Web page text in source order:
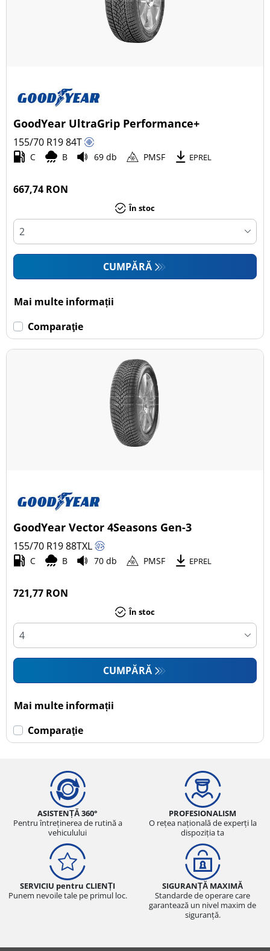
GoodYear UltraGrip Performance+
155/70 R1984T
C B 69 db PMSF EPREL
667,74 RON
În stoc
CUMPĂRĂ
Mai multe informații
Comparaţie
GoodYear Vector 4Seasons Gen-3
155/70 R1988TXL
C B 70 db PMSF EPREL
721,77 RON
În stoc
CUMPĂRĂ
Mai multe informații
Comparaţie
ASISTENȚĂ 360°
Pentru întreținerea de rutină a
vehiculului
PROFESIONALISM
O rețea națională de experți la
dispoziția ta
SERVICIU pentru CLIENȚI
Punem nevoile tale pe primul loc.
SIGURANȚĂ MAXIMĂ
Standarde de operare care
garantează un nivel maxim de
siguranță.